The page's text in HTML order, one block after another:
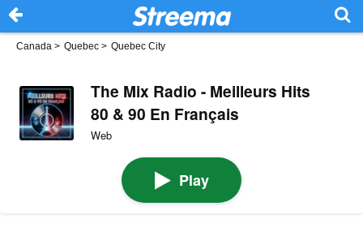
Canada > Quebec > Quebec City
The Mix Radio - Meilleurs Hits
80 & 90 En Français
Web
Play